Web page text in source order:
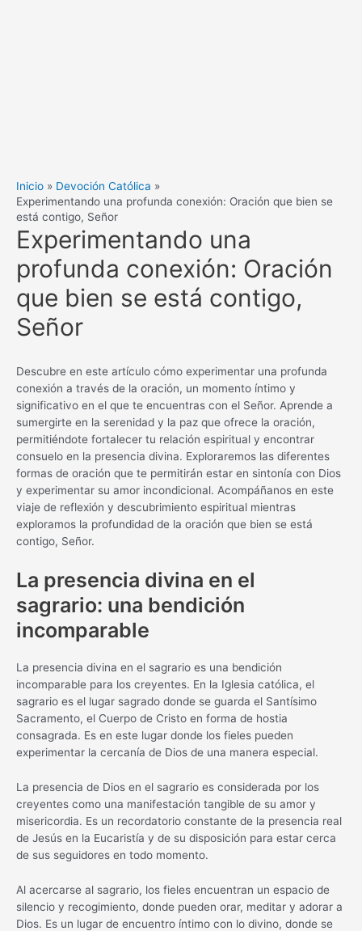
Inicio
Devoción Católica
Experimentando una profunda conexión: Oración que bien se
está contigo, Señor
Experimentando una
profunda conexión: Oración
que bien se está contigo,
Señor
Descubre en este artículo cómo experimentar una profunda
conexión a través de la oración, un momento íntimo y
significativo en el que te encuentras con el Señor. Aprende a
sumergirte en la serenidad y la paz que ofrece la oración,
permitiéndote fortalecer tu relación espiritual y encontrar
consuelo en la presencia divina. Exploraremos las diferentes
formas de oración que te permitirán estar en sintonía con Dios
y experimentar su amor incondicional. Acompáñanos en este
viaje de reflexión y descubrimiento espiritual mientras
exploramos la profundidad de la oración que bien se está
contigo, Señor.
La presencia divina en el
sagrario: una bendición
incomparable
La presencia divina en el sagrario es una bendición
incomparable para los creyentes. En la Iglesia católica, el
sagrario es el lugar sagrado donde se guarda el Santísimo
Sacramento, el Cuerpo de Cristo en forma de hostia
consagrada. Es en este lugar donde los fieles pueden
experimentar la cercanía de Dios de una manera especial.
La presencia de Dios en el sagrario es considerada por los
creyentes como una manifestación tangible de su amor y
misericordia. Es un recordatorio constante de la presencia real
de Jesús en la Eucaristía y de su disposición para estar cerca
de sus seguidores en todo momento.
Al acercarse al sagrario, los fieles encuentran un espacio de
silencio y recogimiento, donde pueden orar, meditar y adorar a
Dios. Es un lugar de encuentro íntimo con lo divino, donde se